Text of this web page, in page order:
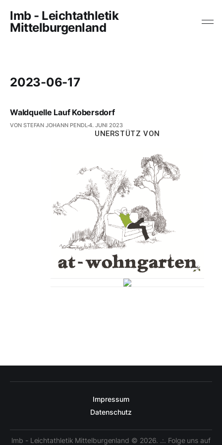
lmb - Leichtathletik
Mittelburgenland
2023-06-17
Waldquelle Lauf Kobersdorf
VON STEFAN JOHANN PENDL4. JUNI 2023
UNERSTÜTZ VON
Impressum
Datenschutz
lmb - Leichtathletik Mittelburgenland © 2026. .:. Folge uns auf